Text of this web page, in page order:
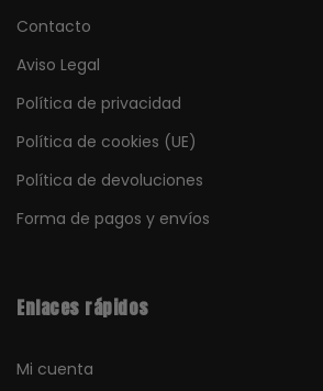
Contacto
Aviso Legal
Política de privacidad
Política de cookies (UE)
Política de devoluciones
Forma de pagos y envíos
Enlaces rápidos
Mi cuenta